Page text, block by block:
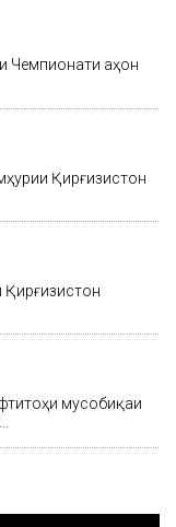
Чемпионати ҷаҳон
Қирғизистон
мусобиқаи